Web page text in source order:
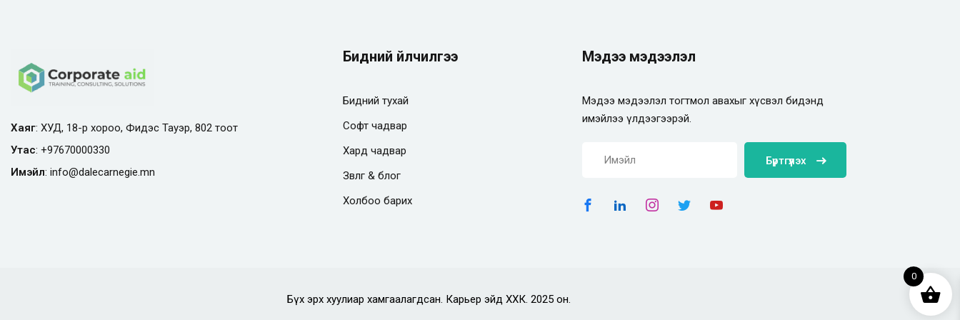
Хаяг: ХУД, 18-р хороо, Фидэс Тауэр, 802 тоот
Утас: +97670000330
Имэйл: info@dalecarnegie.mn
Бидний үйлчилгээ
Бидний тухай
Софт чадвар
Хард чадвар
Зөвлөгөө & блог
Холбоо барих
Мэдээ мэдээлэл
Мэдээ мэдээлэл тогтмол авахыг хүсвэл бидэнд
имэйлээ үлдээгээрэй.
Бүртгүүлэх
Бүх эрх хуулиар хамгаалагдсан. Карьер эйд ХХК. 2025 он.
0